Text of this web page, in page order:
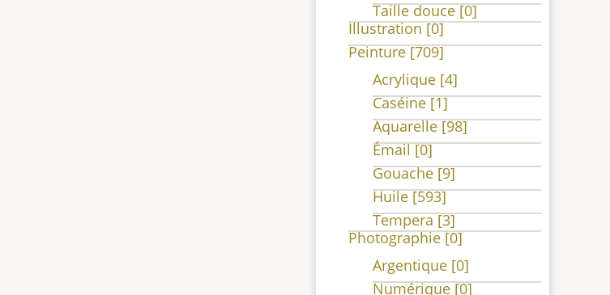
Taille douce[0]
Illustration[0]
Peinture[709]
Acrylique [4]
Caséine[1]
Aquarelle[98]
Émail[0]
Gouache[9]
Huile[593]
Tempera[3]
Photographie[0]
Argentique [0]
Numérique[0]